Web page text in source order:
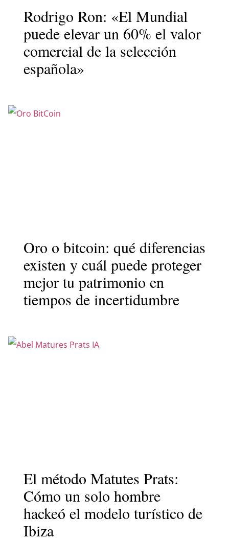
Rodrigo Ron: «El Mundial
puede elevar un 60% el valor
comercial de la selección
española»
Oro o bitcoin: qué diferencias
existen y cuál puede proteger
mejor tu patrimonio en
tiempos de incertidumbre
El método Matutes Prats:
Cómo un solo hombre
hackeó el modelo turístico de
Ibiza